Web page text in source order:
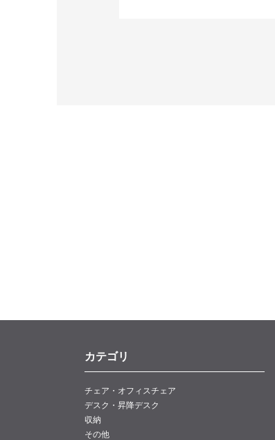
カテゴリ
チェア・オフィスチェア
デスク・昇降デスク
収納
その他